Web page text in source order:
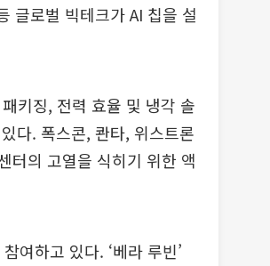
글로벌 빅테크가 AI 칩을 설
키징, 전력 효율 및 냉각 솔
다. 폭스콘, 콴타, 위스트론
터의 고열을 식히기 위한 액
여하고 있다. ‘베라 루빈’